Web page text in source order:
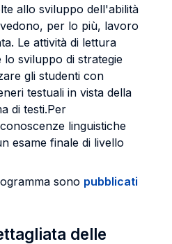
allo sviluppo dell'abilità
per lo più, lavoro
Le attività di lettura
sviluppo di strategie
gli studenti con
testuali in vista della
di testi.Per
linguistiche
esame finale di livello
sono pubblicati
delle